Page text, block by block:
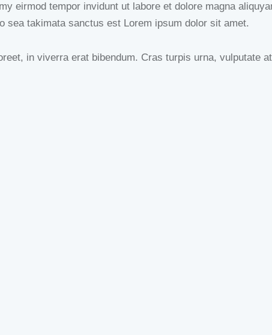
eirmod tempor invidunt ut labore et dolore magna
sea takimata sanctus est Lorem ipsum dolor sit amet.
in viverra erat bibendum. Cras turpis urna, vulputate